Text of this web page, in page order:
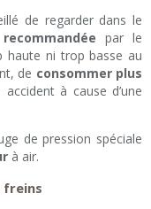
de regarder dans le
par le
haute ni trop basse au
de consommer plus
à cause d’une
de pression spéciale
à air.
freins